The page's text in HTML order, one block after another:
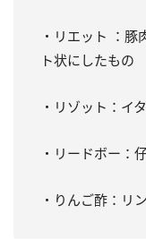
・リエット ：豚
ト状にしたもの
・リゾット：イ
・リードボー：
・りんご酢：リ